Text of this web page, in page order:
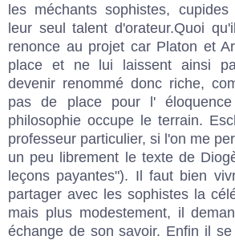
les méchants sophistes,
leur seul talent d'orateur.Quoi
renonce au projet car Platon et
place et ne lui laissent ainsi
devenir renommé donc riche,
pas de place pour l'
philosophie occupe le terrain.
professeur particulier, si l'on me
un peu librement le texte de
leçons payantes"). Il faut bien
partager avec les sophistes la
mais plus modestement, il
échange de son savoir. Enfin il